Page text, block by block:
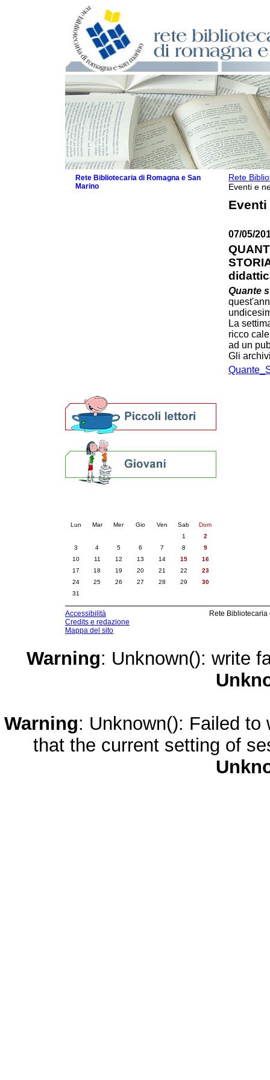
Rete
Eventi e
Eventi
07/05/
Quante
La
ricco
ad un
Gli
Rete Bibliotecaria di Romagna e San
Marino
Lun Mar Mer Gio Ven Sab
Dom
1
2
3
4 5 6 7 8
9
10
11 12 13 14 15
16
17
18 19 20 21 22
23
24
25 26 27 28 29
30
31
Accessibilità
Credits e redazione
Mappa del sito
Rete
Warning: Unknown(): write
Warning: Unknown(): Failed
that the current setting of